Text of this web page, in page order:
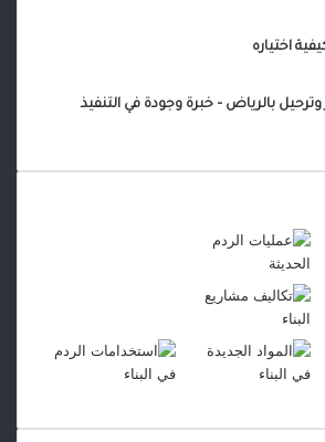
اختياره
بالرياض – خبرة وجودة في التنفيذ